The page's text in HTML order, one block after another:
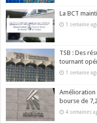
La BCT
1 semaine
TSB : Des
tournant
1 semaine
Amélioration
bourse de
4 semaines